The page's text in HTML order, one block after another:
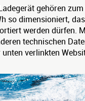
gehören
so dimensioniert,
werden dürfen.
technischen
verlinkten